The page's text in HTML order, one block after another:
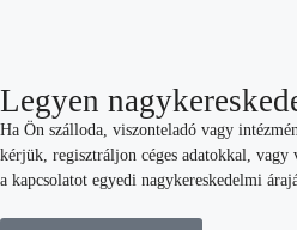
Legyen
Ha Ön szálloda, viszonteladó vagy
kérjük, regisztráljon céges adatokkal, vagy
a kapcsolatot egyedi nagykereskedelmi